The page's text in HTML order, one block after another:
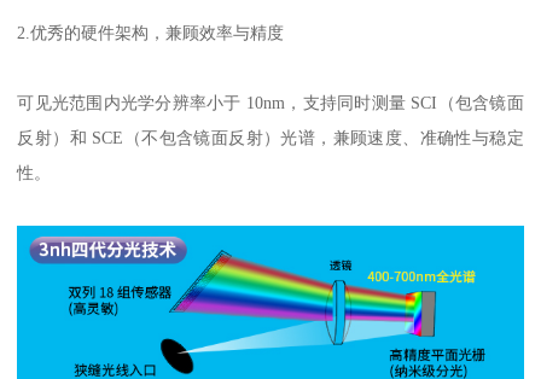
2.优秀的硬件架构，兼顾效率与精度
可见光范围内光学分辨率小于 10nm ，支持同时测量 SCI （包含镜面
反射）和 SCE （不包含镜面反射）光谱，兼顾速度、准确性与稳定
性。